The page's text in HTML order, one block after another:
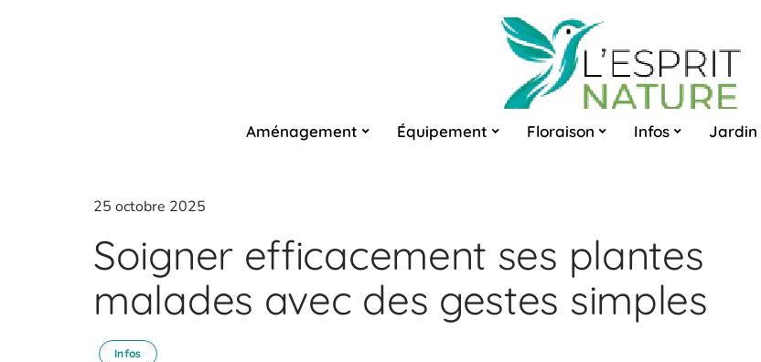
Aménagement Équipement Floraison Infos Jardin
25 octobre 2025
Soigner efficacement ses plantes
malades avec des gestes simples
Infos